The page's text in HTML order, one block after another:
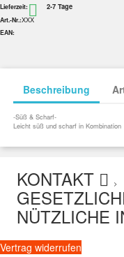
Lieferzeit:  2-7 Tage
Art.-Nr.:XXX
EAN:
Beschreibung
-Süß & Scharf-
Leicht süß und scharf in Kombination
KONTAKT >
NÜTZLICHE
Vertrag widerrufen